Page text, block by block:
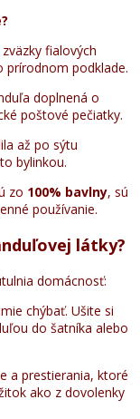
zväzky fialových
podklade.
doplnená o
poštové pečiatky.
až po sýtu
bylinkou.
zo 100% bavlny, sú
používanie.
látky?
domácnosť:
chýbať. Ušite si
do šatníka alebo
a prestierania, ktoré
ako z dovolenky